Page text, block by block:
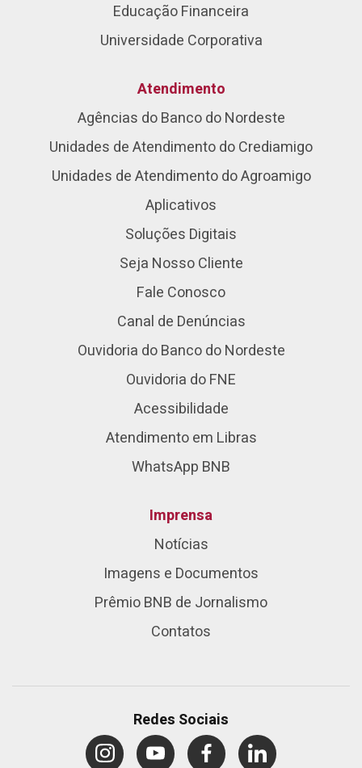
Educação Financeira
Universidade Corporativa
Atendimento
Agências do Banco do Nordeste
Unidades de Atendimento do Crediamigo
Unidades de Atendimento do Agroamigo
Aplicativos
Soluções Digitais
Seja Nosso Cliente
Fale Conosco
Canal de Denúncias
Ouvidoria do Banco do Nordeste
Ouvidoria do FNE
Acessibilidade
Atendimento em Libras
WhatsApp BNB
Imprensa
Notícias
Imagens e Documentos
Prêmio BNB de Jornalismo
Contatos
Redes Sociais